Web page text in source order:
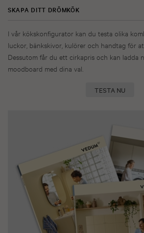
SKAPA DITT DRÖMKÖK
I vår kökskonfigurator kan du testa olika
luckor, bänkskivor, kulörer och handtag för
Dessutom får du ett cirkapris och kan ladda
moodboard med dina val.
TESTA NU